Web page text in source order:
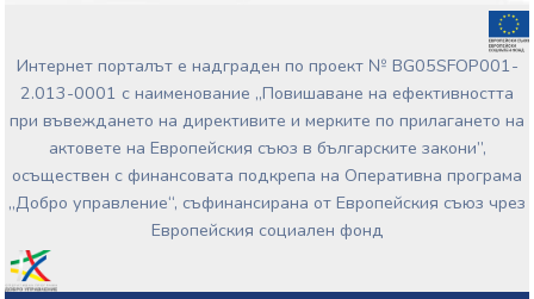
Интернет порталът е надграден по проект № BG05SFOP001-
2.013-0001 с наименование „Повишаване на ефективността
при въвеждането на директивите и мерките по прилагането на
актовете на Европейския съюз в българските закони”,
осъществен с финансовата подкрепа на Оперативна програма
„Добро управление“, съфинансирана от Европейския съюз чрез
Европейския социален фонд